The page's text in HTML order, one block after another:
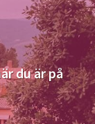
du är på